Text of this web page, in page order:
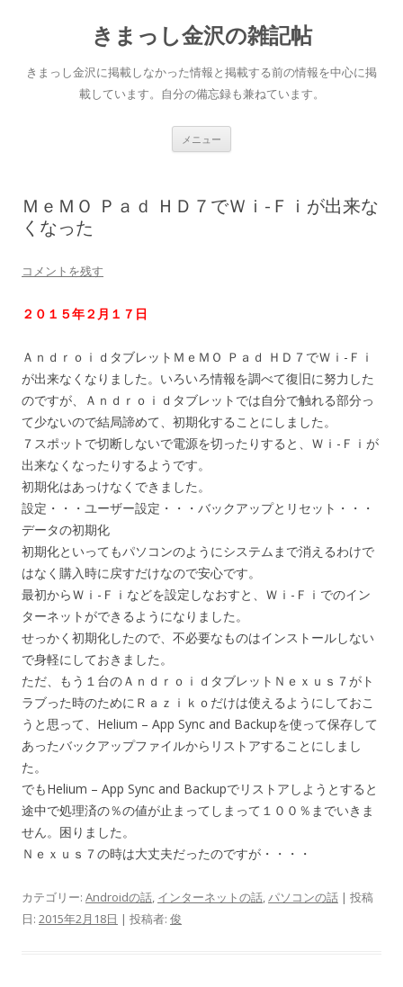
きまっし金沢の雑記帖
きまっし金沢に掲載しなかった情報と掲載する前の情報を中心に掲
載しています。自分の備忘録も兼ねています。
メニュー
ス
ＭｅＭＯ Ｐａｄ ＨＤ７でＷｉ-Ｆｉが出来な
くなった
コメントを残す
２０１５年２月１７日
ＡｎｄｒｏｉｄタブレットＭｅＭＯ Ｐａｄ ＨＤ７でＷｉ-Ｆｉ
が出来なくなりました。いろいろ情報を調べて復旧に努力した
のですが、Ａｎｄｒｏｉｄタブレットでは自分で触れる部分っ
て少ないので結局諦めて、初期化することにしました。
７スポットで切断しないで電源を切ったりすると、Ｗｉ-Ｆｉが
出来なくなったりするようです。
初期化はあっけなくできました。
設定・・・ユーザー設定・・・バックアップとリセット・・・
データの初期化
初期化といってもパソコンのようにシステムまで消えるわけで
はなく購入時に戻すだけなので安心です。
最初からＷｉ-Ｆｉなどを設定しなおすと、Ｗｉ-Ｆｉでのイン
ターネットができるようになりました。
せっかく初期化したので、不必要なものはインストールしない
で身軽にしておきました。
ただ、もう１台のＡｎｄｒｏｉｄタブレットＮｅｘｕｓ７がト
ラブった時のためにＲａｚｉｋｏだけは使えるようにしておこ
うと思って、Helium – App Sync and Backupを使って保存して
あったバックアップファイルからリストアすることにしまし
た。
でもHelium – App Sync and Backupでリストアしようとすると
途中で処理済の％の値が止まってしまって１００％までいきま
せん。困りました。
Ｎｅｘｕｓ７の時は大丈夫だったのですが・・・・
カテゴリー: Androidの話, インターネットの話,パソコンの話 | 投稿
日: 2015年2月18日 | 投稿者: 俊